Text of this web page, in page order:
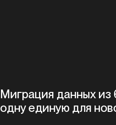
Миграция данных из
одну единую для